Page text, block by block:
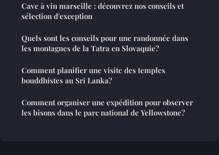
Cave à vin marseille : découvrez nos conseils et
sélection d'exception
Quels sont les conseils pour une randonnée dans
les montagnes de la Tatra en Slovaquie?
Comment planifier une visite des temples
bouddhistes au Sri Lanka?
Comment organiser une expédition pour observer
les bisons dans le parc national de Yellowstone?